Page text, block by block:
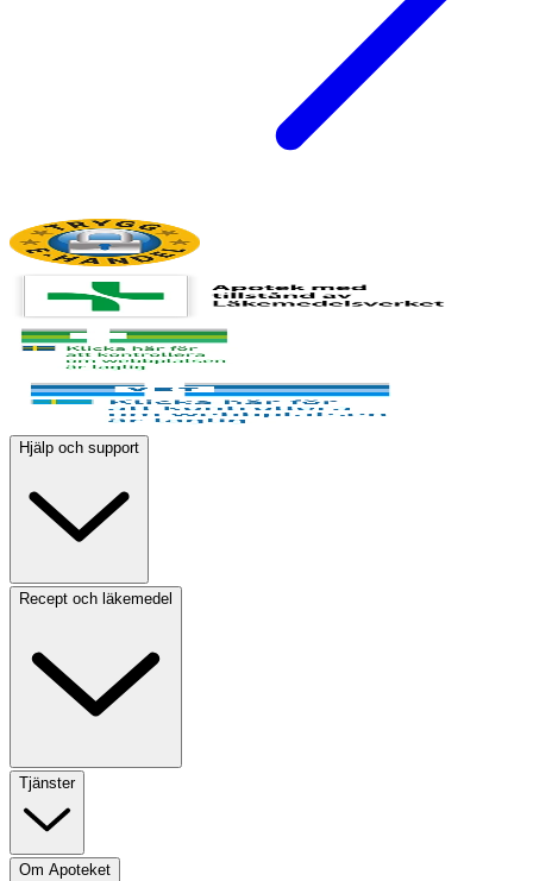
Hjälp och support
Recept och läkemedel
Tjänster
Om Apoteket